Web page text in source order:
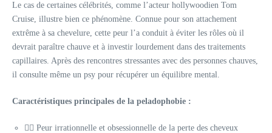
Le cas de certaines célébrités, comme l’acteur hollywoodien Tom
Cruise, illustre bien ce phénomène. Connue pour son attachement
extrême à sa chevelure, cette peur l’a conduit à éviter les rôles où il
devrait paraître chauve et à investir lourdement dans des traitements
capillaires. Après des rencontres stressantes avec des personnes chauves,
il consulte même un psy pour récupérer un équilibre mental.
Caractéristiques principales de la peladophobie :
👩‍⚕️ Peur irrationnelle et obsessionnelle de la perte des cheveux